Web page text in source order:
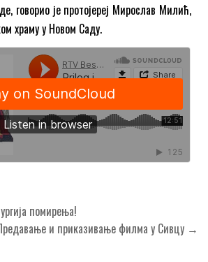
говорио је протојереј Мирослав Милић,
храму у Новом Саду.
помирења!
и приказивање филма у Сивцу →